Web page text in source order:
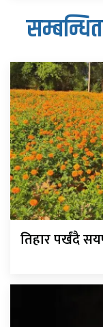
तिहार पर्खंदै